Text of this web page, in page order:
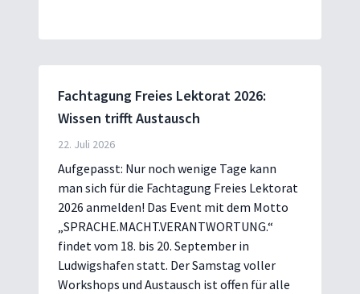
Fachtagung Freies Lektorat 2026:
Wissen trifft Austausch
22. Juli 2026
Aufgepasst: Nur noch wenige Tage kann
man sich für die Fachtagung Freies Lektorat
2026 anmelden! Das Event mit dem Motto
„SPRACHE.MACHT.VERANTWORTUNG.“
findet vom 18. bis 20. September in
Ludwigshafen statt. Der Samstag voller
Workshops und Austausch ist offen für alle